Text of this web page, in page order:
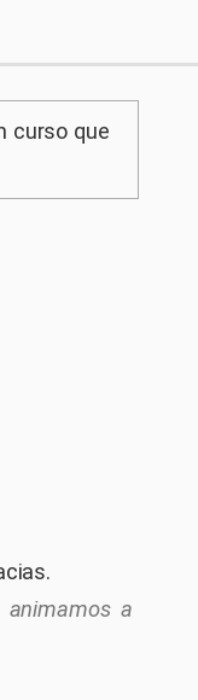
curso que
a